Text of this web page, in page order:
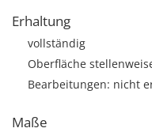
Erhaltung
vollständig
Oberfläche
Bearbeitungen: nicht
Maße